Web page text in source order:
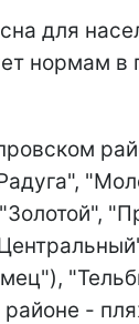
для
нормам в
-